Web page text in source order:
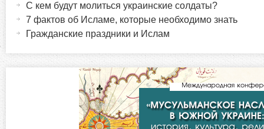
и
С кем будут молиться украинские солдаты?
7 фактов об Исламе, которые необходимо знать
Гражданские праздники и Ислам